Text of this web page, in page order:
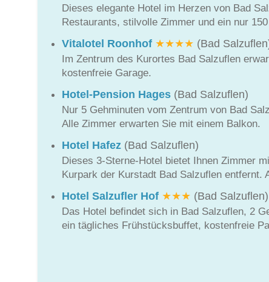
Dieses elegante Hotel im Herzen von Bad
Restaurants, stilvolle Zimmer und ein nur
Vitalotel Roonhof ★★★★ (Bad
Im Zentrum des Kurortes Bad Salzuflen
kostenfreie Garage.
Hotel-Pension Hages (Bad Salzuflen)
Nur 5 Gehminuten vom Zentrum von Bad
Alle Zimmer erwarten Sie mit einem Balkon.
Hotel Hafez (Bad Salzuflen)
Dieses 3-Sterne-Hotel bietet Ihnen Zimmer
Kurpark der Kurstadt Bad Salzuflen entfernt.
Hotel Salzufler Hof ★★★ (Bad Salzuflen)
Das Hotel befindet sich in Bad Salzuflen, 2
ein tägliches Frühstücksbuffet, kostenfreie